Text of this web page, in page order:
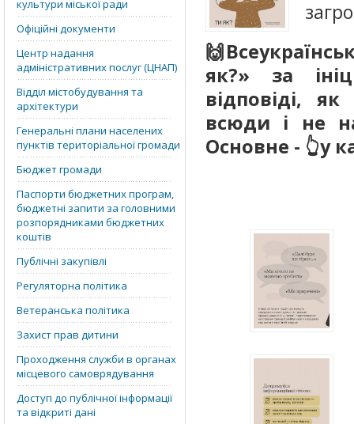
культури міської ради
Офіційні документи
Центр надання
адміністративних послуг (ЦНАП)
Відділ містобудування та
архітектури
Генеральні плани населених
пунктів територіальної громади
Бюджет громади
Паспорти бюджетних програм,
бюджетні запити за головними
розпорядниками бюджетних
коштів
Публічні закупівлі
Регуляторна політика
Ветеранська політика
Захист прав дитини
Проходження служби в органах
місцевого самоврядування
Доступ до публічної інформації
та відкриті дані
як?» за
відповіді,
всюди і не
Основне - 👆у